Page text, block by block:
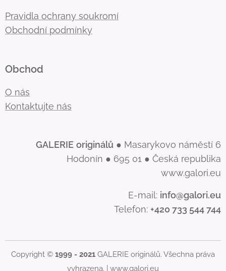
Pravidla ochrany soukromí
Obchodní podmínky
Obchod
O nás
Kontaktujte nás
GALERIE originálů ● Masarykovo náměstí 6
Hodonín ● 695 01 ● Česká republika
www.galori.eu
E-mail: info@galori.eu
Telefon: +420 733 544 744
Copyright © 1999 - 2021 GALERIE originálů. Všechna práva
vyhrazena. | www.galori.eu